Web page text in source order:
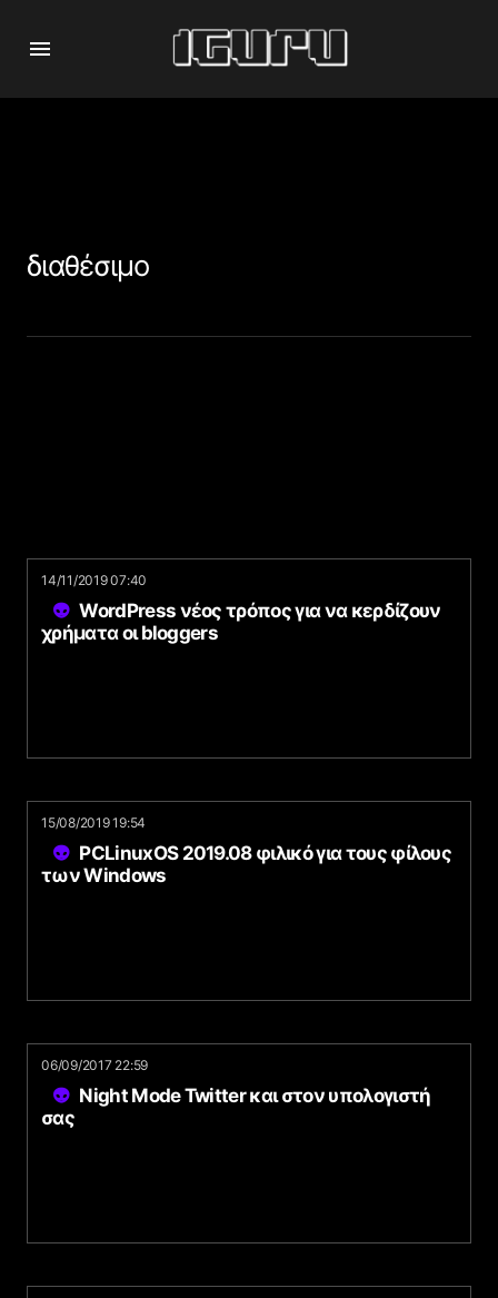
διαθέσιμο
14/11/2019 07:40
WordPress νέος τρόπος για να κερδίζουν
χρήματα οι bloggers
15/08/2019 19:54
PCLinuxOS 2019.08 φιλικό για τους φίλους
των Windows
06/09/2017 22:59
Night Mode Twitter και στον υπολογιστή
σας